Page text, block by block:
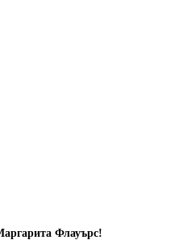
Флауърс!